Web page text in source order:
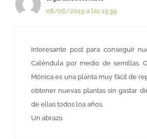
08/06/2019 a las 15:39
Interesante post para conseguir
Caléndula por medio de semillas.
Mónica es una planta muy fácil de
obtener nuevas plantas sin gastar
de ellas todos loa años.
Un abrazo